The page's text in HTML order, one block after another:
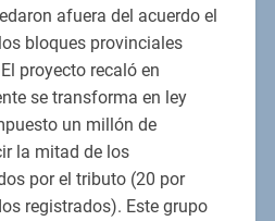
afuera del acuerdo el
bloques provinciales
proyecto recaló en
se transforma en ley
un millón de
la mitad de los
por el tributo (20 por
registrados). Este grupo